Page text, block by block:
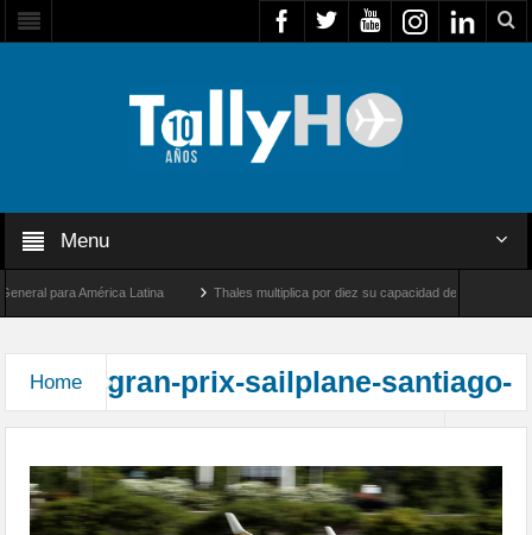
Menu
para América Latina Thales multiplica por diez su capacidad de producción
Home gran-prix-sailplane-santiago-
008c